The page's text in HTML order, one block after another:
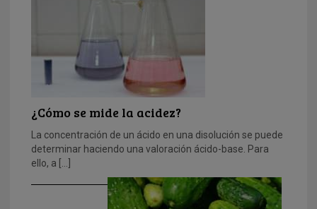
¿Cómo se mide la acidez?
La concentración de un ácido en una disolución se puede
determinar haciendo una valoración ácido-base. Para
ello, a […]